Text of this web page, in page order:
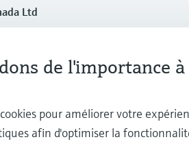
Ltd
de l'importance
pour améliorer votre
afin d'optimiser la